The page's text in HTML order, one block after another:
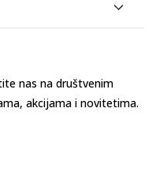
nas na društvenim
akcijama i novitetima.